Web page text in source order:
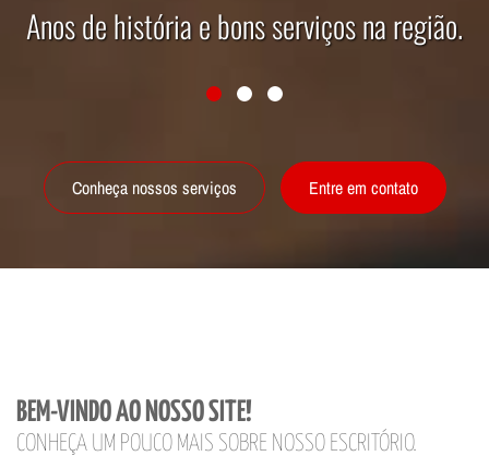
história e bons serviços na região.
Conheça nossos serviços Entre em contato
BEM-VINDO AO NOSSO SITE!
CONHEÇA UM POUCO MAIS SOBRE NOSSO ESCRITÓRIO.